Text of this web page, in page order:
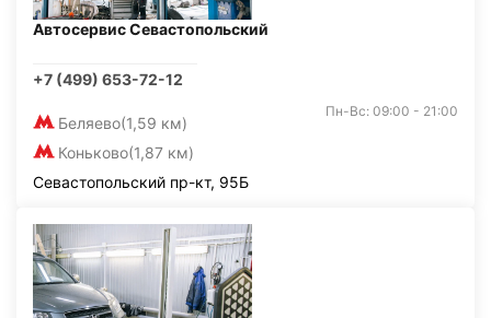
Автосервис Севастопольский
+7 (499) 653-72-12
Беляево(1,59 км)
Коньково(1,87 км)
Пн-Вс: 09:00 - 21:00
Севастопольский пр-кт, 95Б